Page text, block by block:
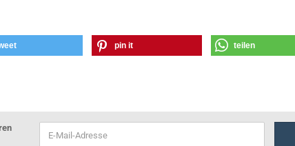
pin it teilen